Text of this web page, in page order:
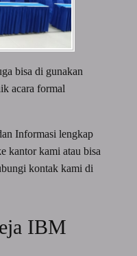
bisa di gunakan
acara formal
Informasi lengkap
kantor kami atau bisa
kontak kami di
IBM